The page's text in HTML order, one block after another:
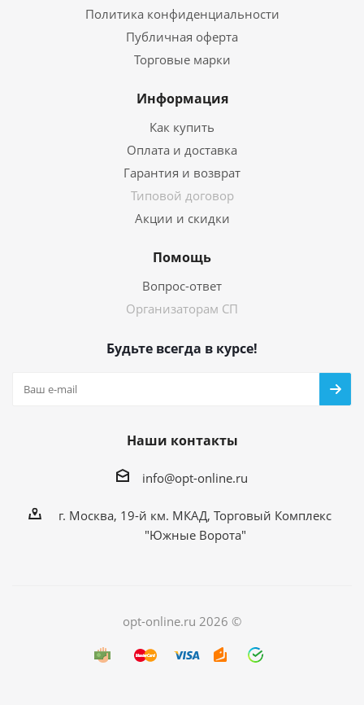
Политика конфиденциальности
Публичная оферта
Торговые марки
Информация
Как купить
Оплата и доставка
Гарантия и возврат
Типовой договор
Акции и скидки
Помощь
Вопрос-ответ
Организаторам СП
Будьте всегда в курсе!
Наши контакты
info@opt-online.ru
г. Москва, 19-й км. МКАД, Торговый Комплекс
"Южные Ворота"
opt-online.ru 2026 ©